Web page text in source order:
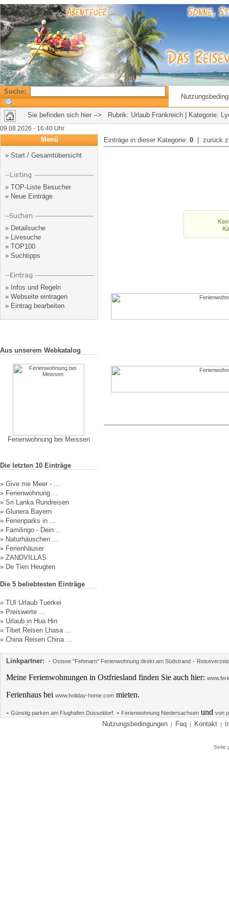
Suche:
Sie befinden sich hier --> Rubrik: Urlaub Frankreich | Kategorie:
09.08.2026 - 16:40 Uhr
Menü
» Start / Gesamtübersicht
» TOP-Liste Besucher
» Neue Einträge
» Detailsuche
» Livesuche
» TOP100
» Suchtipps
» Infos und Regeln
» Webseite eintragen
» Eintrag bearbeiten
Aus unserem Webkatalog
Ferienwohnung bei Meissen
Die letzten 10 Einträge
» Give me Meer - ...
» Ferienwohnung ...
» Sri Lanka Rundreisen
» Glunera Bayern
» Ferienparks in ...
» Familingo - Dein ...
» Naturhäuschen ...
» Ferienhäuser
» ZANDVILLAS
» De Tien Heugten
Die 5 beliebtesten Einträge
» TUI Urlaub Tuerkei
» Preiswerte ...
» Urlaub in Hua Hin
» Tibet Reisen Lhasa ...
» China Reisen China ...
Einträge in dieser Kategorie: 0 | zurück
Linkpartner: - Ostsee "Fehmarn" Ferienwohnung direkt am Südstrand -
Meine Ferienwohnungen in Ostfriesland finden Sie auch hier:
Ferienhaus bei www.holiday-home.com mieten.
- Günstig parken am Flughafen Düsseldorf. - Ferienwohnung Niedersachsen und von
Nutzungsbedingungen | Faq | Kontakt |
Seite